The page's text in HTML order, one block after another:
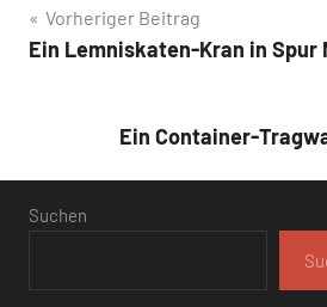
Beitragsnavigation
Vorheriger Beitrag
Ein Lemniskaten-Kran in Spur
Ein Container-
Suchen